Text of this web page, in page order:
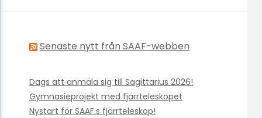
Senaste nytt från SAAF-webben
Dags att anmäla sig till Sagittarius 2026!
Gymnasieprojekt med fjärrteleskopet
Nystart för SAAF:s fjärrteleskop!